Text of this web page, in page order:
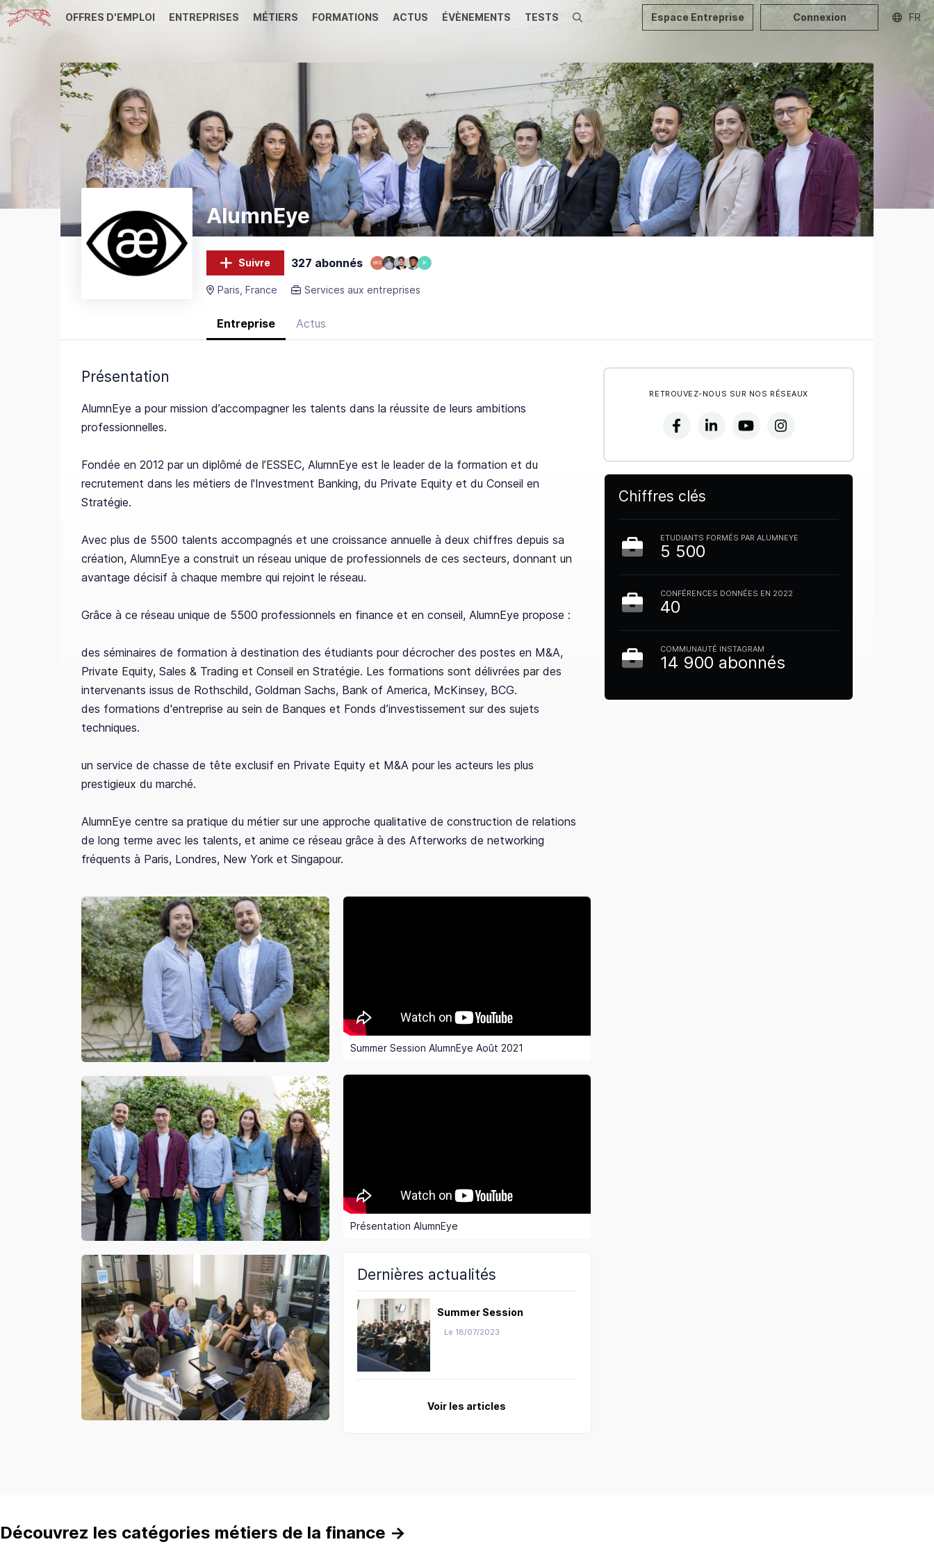
OFFRES D'EMPLOI ENTREPRISES MÉTIERS FORMATIONS ACTUS ÉVÈNEMENTS TESTS Recherche Espace Entreprise Connexion FR
AlumnEye
Suivre 327 abonnés BKS JK
Paris, France Services aux entreprises
Entreprise Actus
Présentation
AlumnEye a pour mission d’accompagner les talents dans la réussite de leurs ambitions
professionnelles.
Fondée en 2012 par un diplômé de l’ESSEC, AlumnEye est le leader de la formation et du
recrutement dans les métiers de l'Investment Banking, du Private Equity et du Conseil en
Stratégie.
Avec plus de 5500 talents accompagnés et une croissance annuelle à deux chiffres depuis sa
création, AlumnEye a construit un réseau unique de professionnels de ces secteurs, donnant un
avantage décisif à chaque membre qui rejoint le réseau.
Grâce à ce réseau unique de 5500 professionnels en finance et en conseil, AlumnEye propose :
des séminaires de formation à destination des étudiants pour décrocher des postes en M&A,
Private Equity, Sales & Trading et Conseil en Stratégie. Les formations sont délivrées par des
intervenants issus de Rothschild, Goldman Sachs, Bank of America, McKinsey, BCG.
des formations d'entreprise au sein de Banques et Fonds d’investissement sur des sujets
techniques.
un service de chasse de tête exclusif en Private Equity et M&A pour les acteurs les plus
prestigieux du marché.
AlumnEye centre sa pratique du métier sur une approche qualitative de construction de relations
de long terme avec les talents, et anime ce réseau grâce à des Afterworks de networking
fréquents à Paris, Londres, New York et Singapour.
Summer Session AlumnEye Août 2021
Présentation AlumnEye
Dernières actualités
Summer Session
Le 18/07/2023
Voir les articles
RETROUVEZ-NOUS SUR NOS RÉSEAUX
Chiffres clés
ETUDIANTS FORMÉS PAR ALUMNEYE
5 500
CONFÉRENCES DONNÉES EN 2022
40
COMMUNAUTÉ INSTAGRAM
14 900 abonnés
Découvrez les catégories métiers de la finance →